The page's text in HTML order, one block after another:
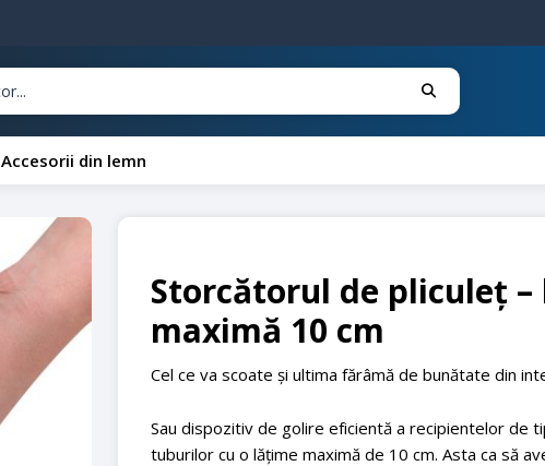
Accesorii din lemn
Storcătorul de pliculeț
maximă 10 cm
Cel ce va scoate și ultima fărâmă de bunătate din
Sau dispozitiv de golire eficientă a recipientelor de
tuburilor cu o lățime maximă de 10 cm. Asta ca să